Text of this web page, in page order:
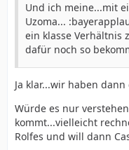
Und ich meine...mit
Uzoma...
ein klasse Verhältnis
dafür noch so
Ja klar...wir haben
Würde es nur
kommt...vielleicht
Rolfes und will dann